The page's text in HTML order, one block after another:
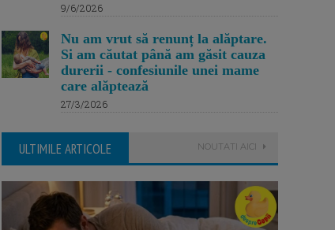
9/6/2026
Nu am vrut să renunț la alăptare.
Si am căutat până am găsit cauza
durerii - confesiunile unei mame
care alăptează
27/3/2026
ULTIMILE ARTICOLE NOUTATI AICI